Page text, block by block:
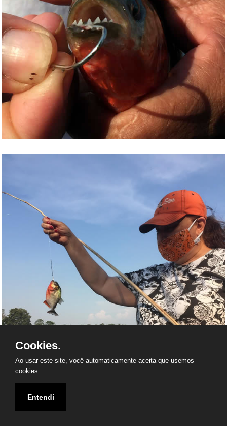
Cookies.
Ao usar este site, você automaticamente aceita que usemos
cookies.
Entendí